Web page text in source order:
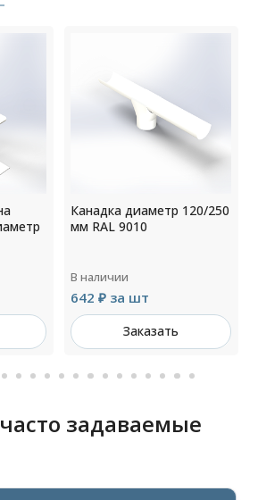
Канадка диаметр 120/250
мм RAL 9010
В наличии
642 ₽ за шт
Заказать
задаваемые